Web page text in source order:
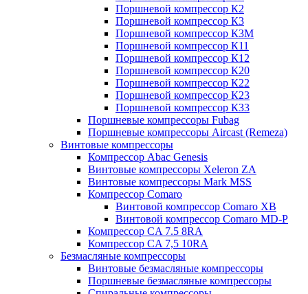
Поршневой компрессор К2
Поршневой компрессор К3
Поршневой компрессор К3М
Поршневой компрессор К11
Поршневой компрессор К12
Поршневой компрессор К20
Поршневой компрессор К22
Поршневой компрессор К23
Поршневой компрессор К33
Поршневые компрессоры Fubag
Поршневые компрессоры Aircast (Remeza)
Винтовые компрессоры
Компрессор Abac Genesis
Винтовые компрессоры Xeleron ZA
Винтовые компрессоры Mark MSS
Компрессор Comaro
Винтовой компрессор Comaro XB
Винтовой компрессор Comaro MD-P
Компрессор CA 7.5 8RA
Компрессор CA 7,5 10RA
Безмасляные компрессоры
Винтовые безмасляные компрессоры
Поршневые безмасляные компрессоры